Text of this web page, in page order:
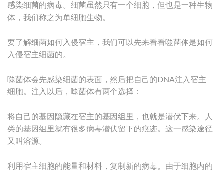
感染细菌的病毒。细菌虽然只有一个细胞，但也是一种生物
体，我们称之为单细胞生物。
要了解细菌如何入侵宿主，我们可以先来看看噬菌体是如何
入侵宿主细菌的。
噬菌体会先感染细菌的表面，然后把自己的DNA注入宿主
细胞。注入以后，噬菌体有两个选择：
将自己的基因隐藏在宿主的基因组里，也就是潜伏下来。人
类的基因组里就有很多病毒潜伏留下的痕迹。这一感染途径
又叫溶源。
利用宿主细胞的能量和材料，复制新的病毒。由于细胞内的